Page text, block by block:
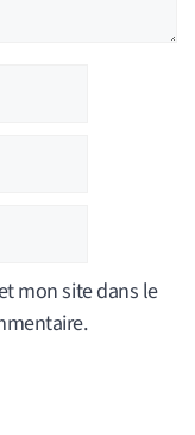
mon site dans le